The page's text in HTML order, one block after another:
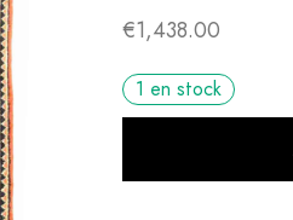
€1,438.00
1 en stock